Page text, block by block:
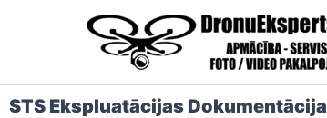
STS Ekspluatācijas Dokumentācija